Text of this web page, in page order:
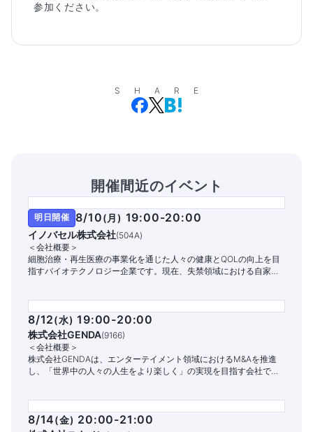
参加ください。
SHARE
開催間近のイベント
明日開催 8/10( 月) 19:00-20:00
イノバセル株式会社(504A)
＜会社概要＞
細胞治療・再生医療の事業化を通じた人々の健康とQOLの向上を目
指すバイオテクノロジー企業です。現在、失禁領域における自家細
8/12(水) 19:00-20:00
株式会社GENDA(9166)
＜会社概要＞
株式会社GENDAは、エンターテイメント領域におけるM&Aを推進
し、「世界中の人々の人生をより楽しく」の実現を目指す会社で
8/14(金) 20:00-21:00